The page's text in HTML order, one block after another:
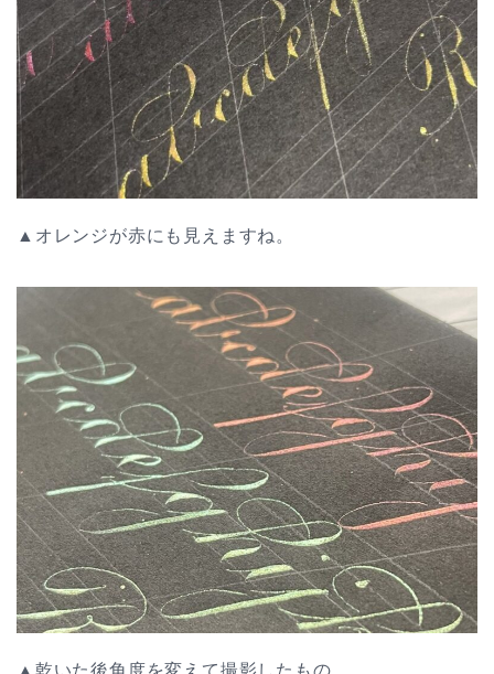
▲オレンジが赤にも見えますね。
▲乾いた後角度を変えて撮影したもの。